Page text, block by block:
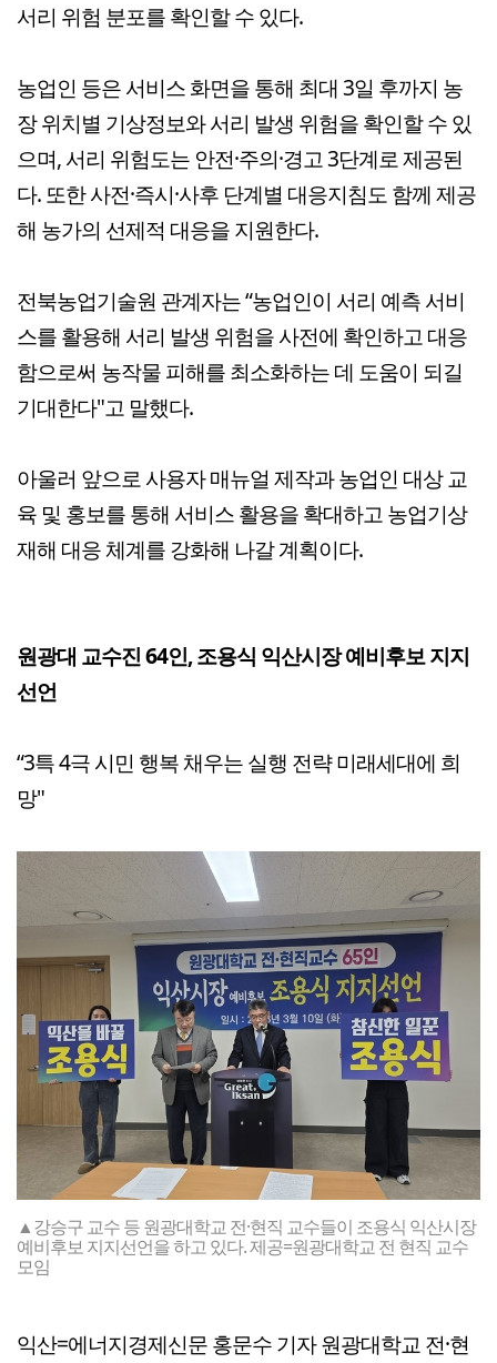
서리 위험 분포를 확인할 수 있다.
농업인 등은 서비스 화면을 통해 최대 3일 후까지 농
장 위치별 기상정보와 서리 발생 위험을 확인할 수 있
으며, 서리 위험도는 안전·주의·경고 3단계로 제공된
다. 또한 사전·즉시·사후 단계별 대응지침도 함께 제공
해 농가의 선제적 대응을 지원한다.
전북농업기술원 관계자는 “농업인이 서리 예측 서비
스를 활용해 서리 발생 위험을 사전에 확인하고 대응
함으로써 농작물 피해를 최소화하는 데 도움이 되길
기대한다"고 말했다.
아울러 앞으로 사용자 매뉴얼 제작과 농업인 대상 교
육 및 홍보를 통해 서비스 활용을 확대하고 농업기상
재해 대응 체계를 강화해 나갈 계획이다.
원광대 교수진 64인, 조용식 익산시장 예비후보 지지
선언
“3특 4극 시민 행복 채우는 실행 전략 미래세대에 희
망"
▲강승구 교수 등 원광대학교 전·현직 교수들이 조용식 익산시장
예비후보 지지선언을 하고 있다. 제공=원광대학교 전 현직 교수
모임
익산=에너지경제신문 홍문수 기자 원광대학교 전·현